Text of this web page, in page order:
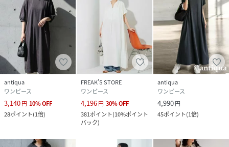
antiqua
ワンピース
3,140円 10%OFF
28ポイント(1倍)
FREAK’S STORE
ワンピース
4,196円 30%OFF
381ポイント(10%ポイント
バック)
antiqua
ワンピース
4,990円
45ポイント(1倍)